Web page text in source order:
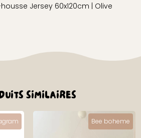
Jersey 60x120cm | Olive
SIMILAIRES
Bee boheme